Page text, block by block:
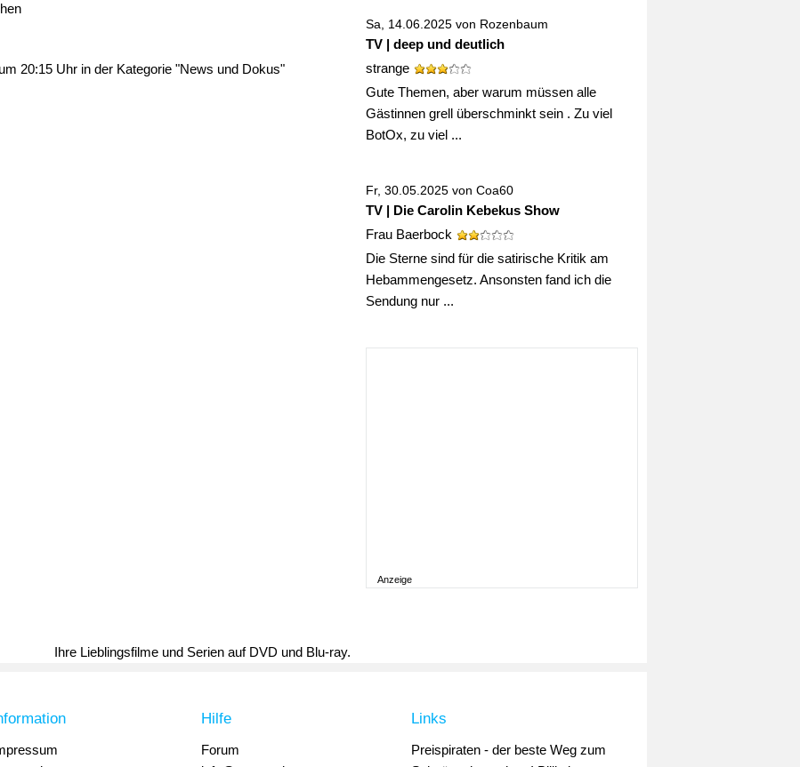
20:15 Uhr in der Kategorie "News und Dokus"
Sa, 14.06.2025 von Rozenbaum
TV | deep und deutlich
strange
Gute Themen, aber warum müssen alle
Gästinnen grell überschminkt sein . Zu viel
BotOx, zu viel ...
Fr, 30.05.2025 von Coa60
TV | Die Carolin Kebekus Show
Frau Baerbock
Die Sterne sind für die satirische Kritik am
Hebammengesetz. Ansonsten fand ich die
Sendung nur ...
Anzeige
Ihre Lieblingsfilme und Serien auf DVD und Blu-ray.
Hilfe
Forum
Links
Preispiraten - der beste Weg zum